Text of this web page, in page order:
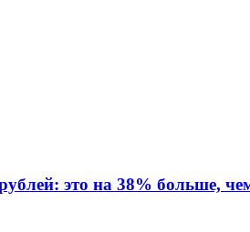
это на 38% больше,